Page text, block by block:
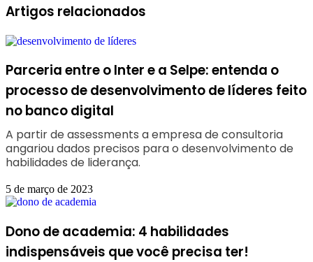
Artigos relacionados
Parceria entre o Inter e a Selpe: entenda o
processo de desenvolvimento de líderes feito
no banco digital
A partir de assessments a empresa de consultoria
angariou dados precisos para o desenvolvimento de
habilidades de liderança.
5 de março de 2023
Dono de academia: 4 habilidades
indispensáveis que você precisa ter!